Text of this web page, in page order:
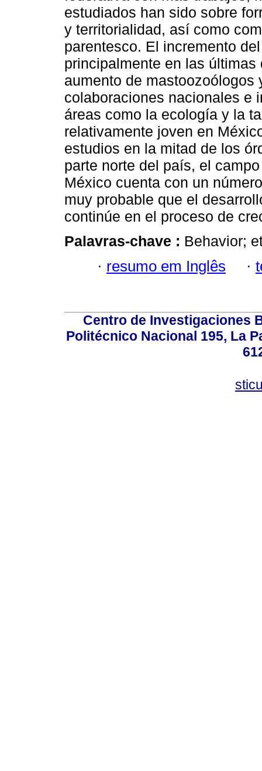
estudiados han sido sobre
y territorialidad, así como
parentesco. El incremento
principalmente en las
aumento de mastoozoólogos
colaboraciones nacionales e
áreas como la ecología y la
relativamente joven en
estudios en la mitad de los
parte norte del país, el
México cuenta con un
muy probable que el
continúe en el proceso de
Palavras-chave : Behavior;
· resumo em Inglês ·
Centro de Investigaciones
Politécnico Nacional 195, La